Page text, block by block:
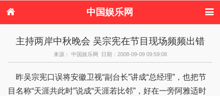
中国娱乐网
港台娱乐
日本娱乐 韩国娱乐
欧美娱乐
音乐新闻 影视新闻
内地明星八卦
港台明星八卦
日本韩国明星
八卦
欧美明星八卦 娱乐评论
主持两岸中秋晚会 吴宗宪在节目现场频频出错
来源： 中国娱乐网 日期：2008-09-09 09:59:08
昨吴宗宪口误将安徽卫视“副台长”讲成“总经理”，也把节
目名称“天涯共此时”说成“天涯若比邻”，好在一旁阿雅适时